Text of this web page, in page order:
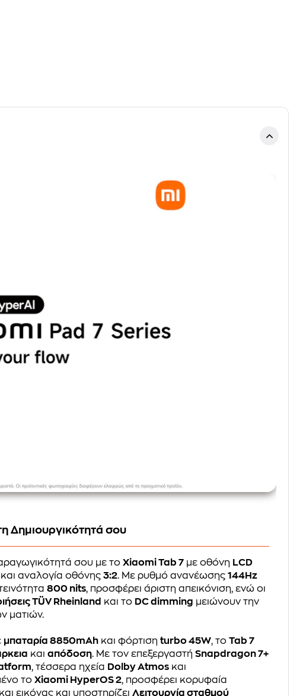
Δημιουργικότητά σου
σου με τοXiaomi Tab 7 με οθόνη LCD
και αναλογία οθόνης3:2. Με ρυθμό ανανέωσης144Hz
800 nits, προσφέρει άριστη απεικόνιση, ενώ οι
TÜV Rheinland και το DC dimming μειώνουν την
ματιών.
μπαταρία 8850mAh και φόρτισηturbo 45W, τοTab 7
καιαπόδοση. Με τον επεξεργαστήSnapdragon 7+
, τέσσερα ηχεία Dolby Atmos και
τοXiaomi HyperOS 2, προσφέρει κορυφαία
εικόνας και υποστηρίζειΛειτουργία σταθμού